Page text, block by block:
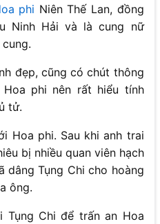
phi Niên Thế Lan, đồng
Ninh Hải và là cung nữ
đẹp, cũng có chút thông
phi nên rất hiểu tính
tử.
Hoa phi. Sau khi anh trai
bị nhiều quan viên hạch
dâng Tụng Chi cho hoàng
ông.
Tụng Chi để trấn an Hoa